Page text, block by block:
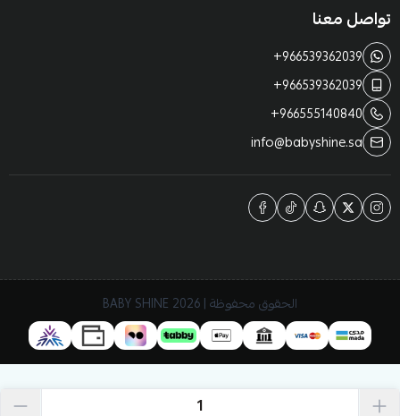
تواصل معنا
+966539362039
+966539362039
+966555140840
info@babyshine.sa
الحقوق محفوظة | 2026 BABY SHINE